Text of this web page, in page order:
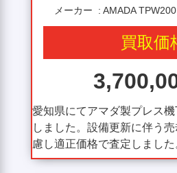
メーカー
: AMADA TPW200
買取価
愛知県にてアマダ製プレス
しました。設備更新に伴う
慮し適正価格で査定しました